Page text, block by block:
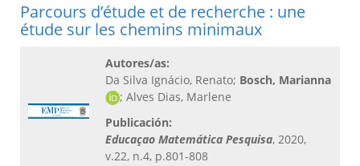
Parcours d’étude et de recherche : une
étude sur les chemins minimaux
Autores/as:
Da Silva Ignácio, Renato; Bosch, Marianna
; Alves Dias, Marlene
Publicación:
Educaçao Matemática Pesquisa, 2020,
v.22, n.4, p.801-808